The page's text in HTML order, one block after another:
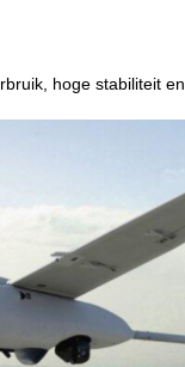
hoge stabiliteit